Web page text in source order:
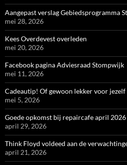
Aangepast verslag Gebiedsprogramma
mei 28, 2026
Kees Overdevest overleden
mei 20, 2026
Facebook pagina Adviesraad Stompwijk
mei 11, 2026
Cadeautip! Of gewoon lekker voor jezelf
mei 5, 2026
Goede opkomst bij repaircafe april 2026
april 29, 2026
Think Floyd voldeed aan de
april 21, 2026